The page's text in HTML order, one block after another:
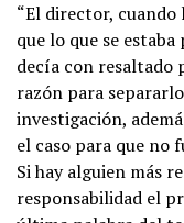
“El director,
que lo que se
decía con resaltado
razón para
investigación,
el caso para que no
Si hay alguien más
responsabilidad el